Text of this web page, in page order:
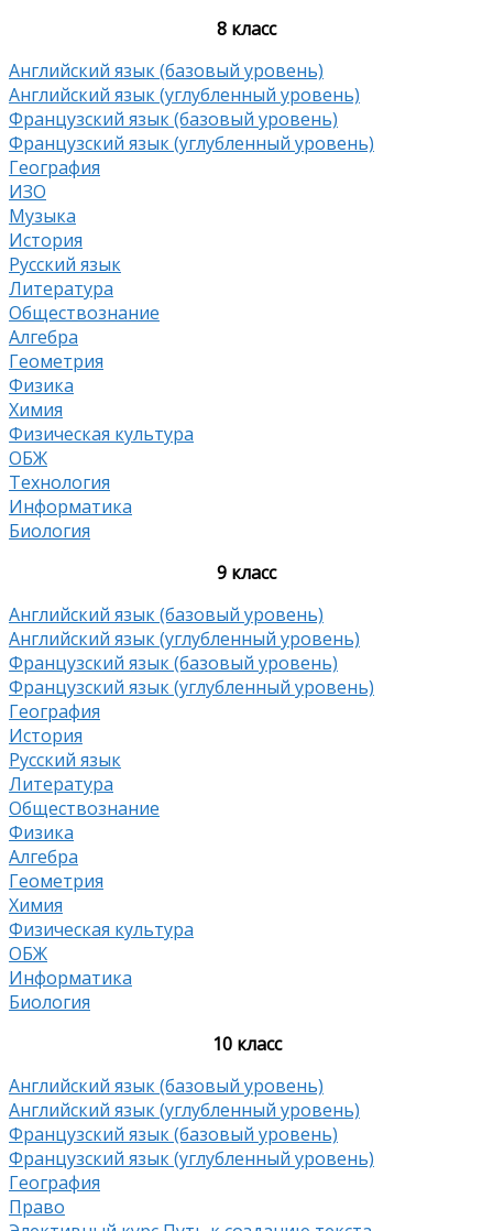
8 класс
Английский язык (базовый уровень)
Английский язык (углубленный уровень)
Французский язык (базовый уровень)
Французский язык (углубленный уровень)
География
ИЗО
Музыка
История
Русский язык
Литература
Обществознание
Алгебра
Геометрия
Физика
Химия
Физическая культура
ОБЖ
Технология
Информатика
Биология
9 класс
Английский язык (базовый уровень)
Английский язык (углубленный уровень)
Французский язык (базовый уровень)
Французский язык (углубленный уровень)
География
История
Русский язык
Литература
Обществознание
Физика
Алгебра
Геометрия
Химия
Физическая культура
ОБЖ
Информатика
Биология
10 класс
Английский язык (базовый уровень)
Английский язык (углубленный уровень)
Французский язык (базовый уровень)
Французский язык (углубленный уровень)
География
Право